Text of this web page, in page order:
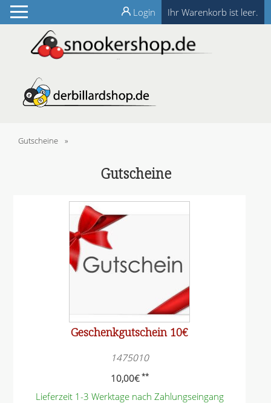
Ihr Warenkorb ist leer.
Login
Gutscheine »
Gutscheine
Geschenkgutschein 10€
1475010
10,00€**
Lieferzeit 1-3 Werktage nach Zahlungseingang